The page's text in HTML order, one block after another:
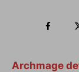
Archmage